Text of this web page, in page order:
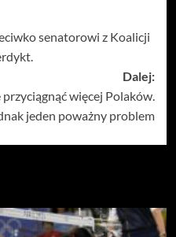
senatorowi z Koalicji
Dalej:
więcej Polaków.
jeden poważny problem